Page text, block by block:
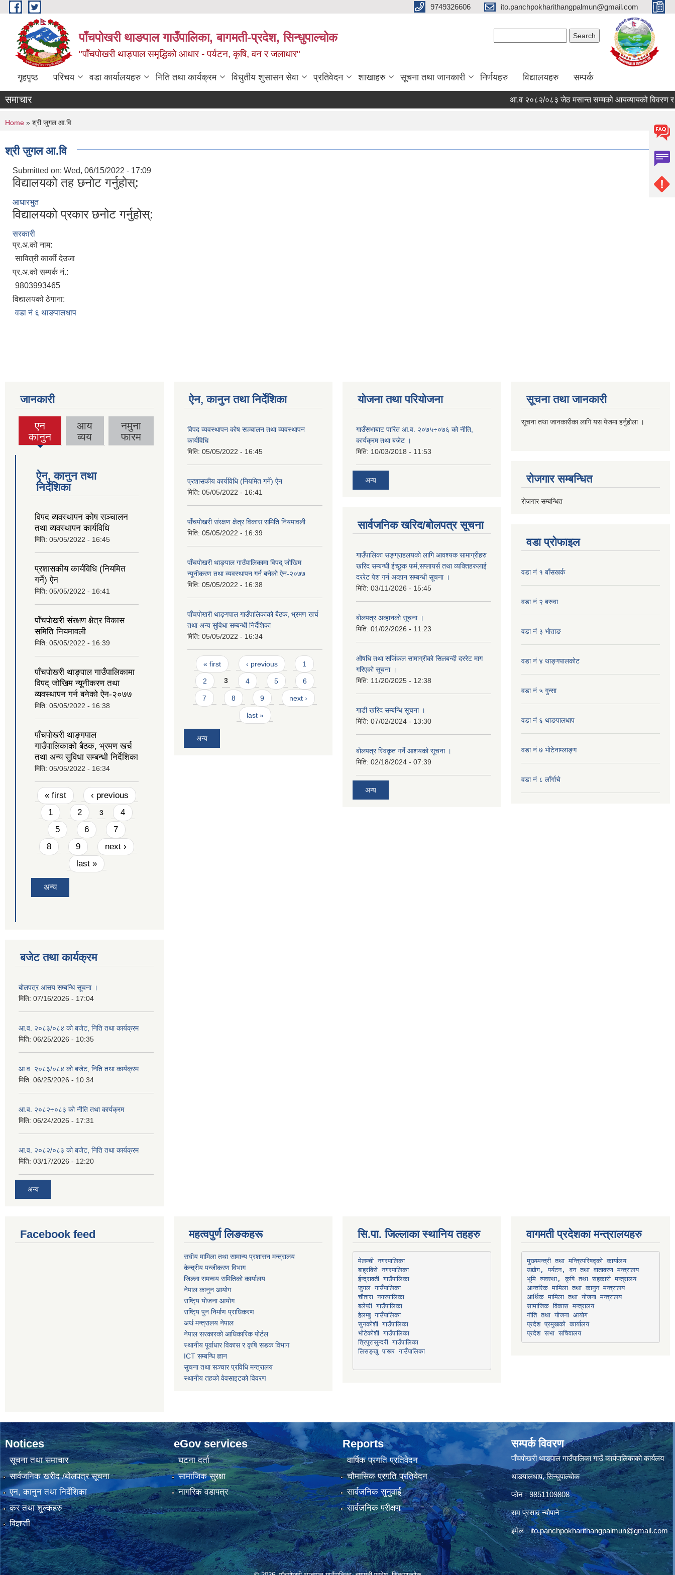
Skip to main content 9749326606 ito.panchpokharithangpalmun@gmail.com
पाँचपोखरी थाङपाल गाउँपालिका, बागमती-प्रदेश, सिन्धुपाल्चोक
"पाँचपोखरी थाङ्पाल समृद्धिको आधार - पर्यटन, कृषि, वन र जलाधार"
गृहपृष्ठ परिचय वडा कार्यालयहरु निति तथा कार्यक्रम विधुतीय शुसासन सेवा प्रतिवेदन शाखाहरु सूचना तथा जानकारी निर्णयहरु विद्यालयहरु सम्पर्क
समाचार आ.व २०८२/०८३ जेठ मसान्त सम्मको आयव्यायको विवरण र
You are here
Home » श्री जुगल आ.वि
श्री जुगल आ.वि
Submitted on: Wed, 06/15/2022 - 17:09
विद्यालयको तह छनोट गर्नुहोस्:
आधारभुत
विद्यालयको प्रकार छनोट गर्नुहोस्:
सरकारी
प्र.अ.को नाम:
सावित्री कार्की देउजा
प्र.अ.को सम्पर्क नं.:
9803993465
विद्यालयको ठेगाना:
वडा नं ६ थाङपालधाप
जानकारी
एन
कानुन
(active
tab)
आय
व्यय
नमुना
फारम
ऐन, कानुन तथा
निर्देशिका
विपद व्यवस्थापन कोष सञ्चालन
तथा व्यवस्थापन कार्यविधि
मिति: 05/05/2022 - 16:45
प्रशासकीय कार्यविधि (नियमित
गर्ने) ऐन
मिति: 05/05/2022 - 16:41
पाँचपोखरी संरक्षण क्षेत्र विकास
समिति नियमावली
मिति: 05/05/2022 - 16:39
पाँचपोखरी थाङ्पाल गाउँपालिकामा
विपद् जोखिम न्यूनीकरण तथा
व्यवस्थापन गर्न बनेको ऐन-२०७७
मिति: 05/05/2022 - 16:38
पाँचपोखरी थाङ्गपाल
गाउँपालिकाको बैठक, भ्रमण खर्च
तथा अन्य सुविधा सम्बन्धी निर्देशिका
मिति: 05/05/2022 - 16:34
Pages
« first
‹ previous
1
2 3
4
5
6
7
8
9
next ›
last »
अन्य
बजेट तथा कार्यक्रम
बोलपत्र आसय सम्बन्धि सूचना ।
मिति: 07/16/2026 - 17:04
आ.व. २०८३/०८४ को बजेट, निति तथा कार्यक्रम
मिति: 06/25/2026 - 10:35
आ.व. २०८३/०८४ को बजेट, निति तथा कार्यक्रम
मिति: 06/25/2026 - 10:34
आ.व. २०८२÷०८३ को नीति तथा कार्यक्रम
मिति: 06/24/2026 - 17:31
आ.व. २०८२/०८३ को बजेट, निति तथा कार्यक्रम
मिति: 03/17/2026 - 12:20
अन्य
ऐन, कानुन तथा निर्देशिका
विपद व्यवस्थापन कोष सञ्चालन तथा व्यवस्थापन
कार्यविधि
मिति: 05/05/2022 - 16:45
प्रशासकीय कार्यविधि (नियमित गर्ने) ऐन
मिति: 05/05/2022 - 16:41
पाँचपोखरी संरक्षण क्षेत्र विकास समिति नियमावली
मिति: 05/05/2022 - 16:39
पाँचपोखरी थाङ्पाल गाउँपालिकामा विपद् जोखिम
न्यूनीकरण तथा व्यवस्थापन गर्न बनेको ऐन-२०७७
मिति: 05/05/2022 - 16:38
पाँचपोखरी थाङ्गपाल गाउँपालिकाको बैठक, भ्रमण खर्च
तथा अन्य सुविधा सम्बन्धी निर्देशिका
मिति: 05/05/2022 - 16:34
Pages
« first ‹ previous 1
2 3 4 5 6
7 8 9 next ›
last »
अन्य
योजना तथा परियोजना
गाउँसभाबाट पारित आ.व. २०७५÷०७६ को नीति,
कार्यक्रम तथा बजेट ।
मिति: 10/03/2018 - 11:53
अन्य
सार्वजनिक खरिद/बोलपत्र सूचना
गाउँपालिका सङ्ग्राहलयको लागि आवश्यक सामाग्रीहरु
खरिद सम्बन्धी ईच्छुक फर्म,सप्लायर्स तथा व्यक्तिहरुलाई
दररेट पेश गर्न अव्हान सम्बन्धी सूचना ।
मिति: 03/11/2026 - 15:45
बोलपत्र अव्हानको सूचना ।
मिति: 01/02/2026 - 11:23
औषधि तथा सर्जिकल सामाग्रीको सिलबन्दी दररेट माग
गरिएको सूचना ।
मिति: 11/20/2025 - 12:38
गाडी खरिद सम्बन्धि सूचना ।
मिति: 07/02/2024 - 13:30
बोलपत्र स्विकृत गर्ने आशयको सूचना ।
मिति: 02/18/2024 - 07:39
अन्य
सूचना तथा जानकारी
सूचना तथा जानकारीका लागि यस पेजमा हर्नुहोला ।
रोजगार सम्बन्धित
रोजगार सम्बन्धित
वडा प्रोफाइल
वडा नं १ बाँसखर्क
वडा नं २ बरुवा
वडा नं ३ भाेताङ
वडा नं ४ थाङ्गपालकाेट
वडा नं ५ गुन्सा
वडा नं ६ थाङपालधाप
वडा नं ७ भाेटेनाम्लाङ्ग
वडा नं ८ लाँर्गाचे
Facebook feed महत्वपुर्ण लिङकहरू
स‌घीय मामिला तथा सामान्य प्रशासन मन्त्रालय
केन्द्रीय पन्जीकरण विभाग
जिल्ला समन्वय समितिको कार्यालय
नेपाल कानुन आयोग
राष्टि्य योजना आयोग
राष्टि्य पुन निर्माण प्राधिकरण
अर्थ मन्त्रालय नेपाल
नेपाल सरकारको आधिकारिक पोर्टल
स्थानीय पूर्वाधार विकास र कृषि सडक विभाग
ICT सम्बन्धि ज्ञान
सुचना तथा सञ्चार प्रविधि मन्त्रालय
स्थानीय तहको वेवसाइटको विवरण
सि.पा. जिल्लाका स्थानिय तहहरु
मेलम्ची नगरपालिका
बाह्रविसे नगरपालिका
ईन्द्रावती गाउँपालिका
जुगल गाउँपालिका
चौतारा नगरपालिका
बलेफी गाउँपालिका
हेलम्बु गाउँपालिका
सुनकोशी गाउँपालिका
भोटेकोशी गाउँपालिका
त्रिपुरासुन्दरी गाउँपालिका
लिसङ्खु पाखर गाउँपालिका
वागमती प्रदेशका मन्त्रालयहरु
मुख्यमन्त्री तथा मन्त्रिपरिषद्को कार्यालय
उद्योग, पर्यटन, वन तथा वातावरण मन्त्रालय
भूमि व्यवस्था, कृषि तथा सहकारी मन्त्रालय
आन्तरिक मामिला तथा कानुन मन्त्रालय
आर्थिक मामिला तथा योजना मन्त्रालय
सामाजिक विकास मन्त्रालय
नीति तथा योजना आयोग
प्रदेश प्रमुखको कार्यालय
प्रदेश सभा सचिवालय
Notices
सूचना तथा समाचार
सार्वजनिक खरीद /बोलपत्र सूचना
एन, कानुन तथा निर्देशिका
कर तथा शुल्कहरु
विज्ञप्ती
eGov services
घटना दर्ता
सामाजिक सुरक्षा
नागरिक वडापत्र
Reports
वार्षिक प्रगति प्रतिवेदन
चौमासिक प्रगति प्रतिवेदन
सार्वजनिक सुनुवाई
सार्वजनिक परीक्षण
सम्पर्क विवरण
पाँचपाेखरी थाङपाल गाउँपालिका गाउँ कार्यपालिकाको कार्यलय
थाङपालधाप, सिन्घुपाल्चाेक
फाेन ः 9851109808
राम प्रसाद न्याैपाने
इमेल ःito.panchpokharithangpalmun@gmail.com